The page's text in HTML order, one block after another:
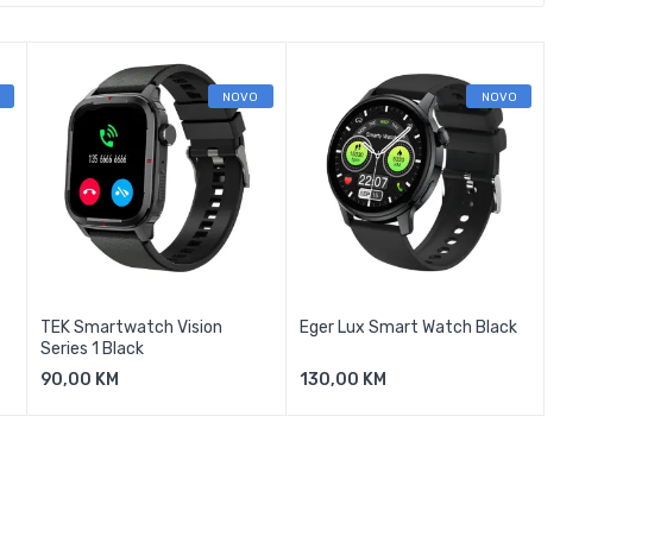
TEK Smartwatch Vision
Series 1 Black
90,00 KMDodaj U Košaricu
NOVO
Eger Lux Smart Watch Black
130,00 KMDodaj U Košaricu
NOVO